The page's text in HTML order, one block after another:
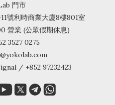
門市
號利時商業大廈8樓801室
營業 (公眾假期休息)
3527 0275
/ +852 97232423